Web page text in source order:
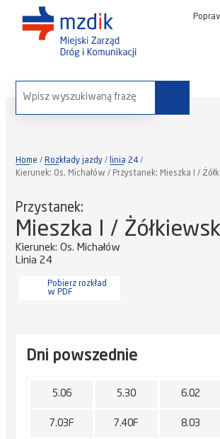
wyszukaj na stronie:
Home Rozkłady jazdy
linia 24
Kierunek: Os. Michałów / Przystanek: Mieszka I /
Przystanek:
Mieszka I /
Kierunek: Os. Michałów
Linia 24
Pobierz rozkład
w PDF
Dni powszednie
5.06 5.30 6.02
7.03F 7.40F 8.03